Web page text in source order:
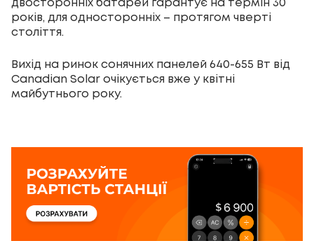
двосторонніх батарей гарантує на термін 30
років, для односторонніх – протягом чверті
століття.
Вихід на ринок сонячних панелей 640-655 Вт від
Canadian Solar очікується вже у квітні
майбутнього року.